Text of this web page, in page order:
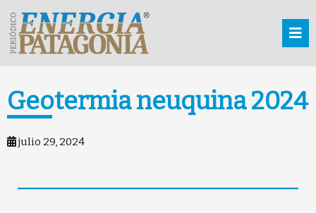
Geotermia neuquina 2024
julio 29, 2024